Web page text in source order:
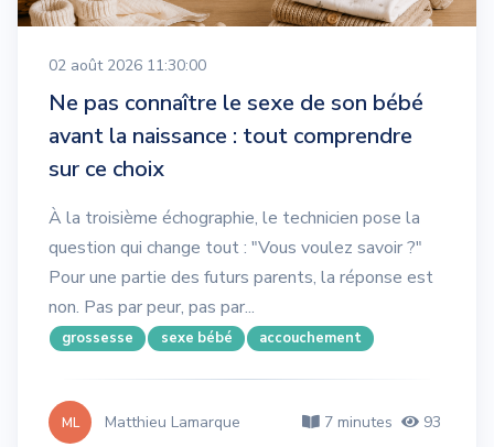
02 août 2026 11:30:00
Ne pas connaître le sexe de son bébé
avant la naissance : tout comprendre
sur ce choix
À la troisième échographie, le technicien pose la
question qui change tout : "Vous voulez savoir ?"
Pour une partie des futurs parents, la réponse est
non. Pas par peur, pas par...
grossesse sexe bébé accouchement
ML Matthieu Lamarque 7 minutes 93